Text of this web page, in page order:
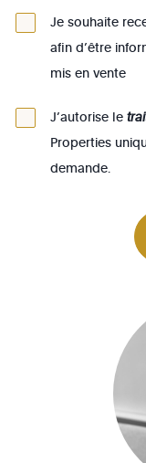
1140 - Evere
1150 - Woluwé-St-
1170 - Watermael-
1180 - Uccle
1200 - Woluwé-St-
1210 - St-Josse-
Je souhaite
afin d’être
mis en vente
J’autorise le
Properties
demande.